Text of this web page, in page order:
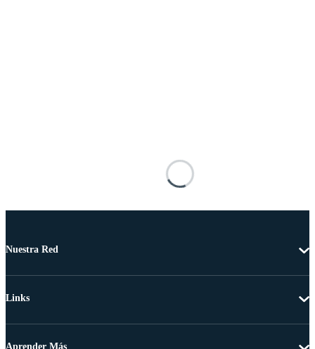
Nuestra Red
Links
Aprender Más